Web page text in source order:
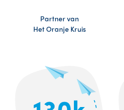
Partner van
Het Oranje Kruis